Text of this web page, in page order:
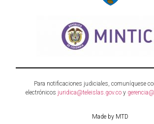
Para notificaciones judiciales, comuníquese
electrónicos juridica@teleislas.gov.co y
Made by MTD